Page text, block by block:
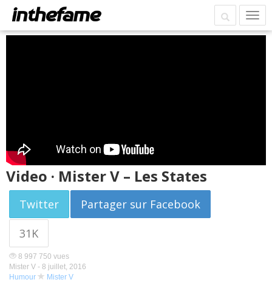
Video · Mister V – Les States
Twitter
Partager sur Facebook
31K
8 997 750 vues
Mister V - 8 juillet, 2016
Humour
Mister V